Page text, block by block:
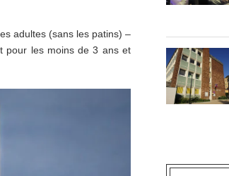
adultes (sans les patins) –
pour les moins de 3 ans et